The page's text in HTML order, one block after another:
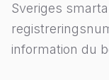
Sveriges
information du